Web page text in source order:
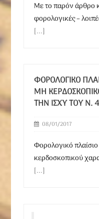
Με το παρόν άρθρο
φορολογικές –
[...]
ΦΟΡΟΛΟΓΙΚΌ
ΜΗ
ΤΗΝ ΙΣΧΎ ΤΟΥ Ν.
08/01/2017
Φορολογικό
κερδοσκοπικού
[...]